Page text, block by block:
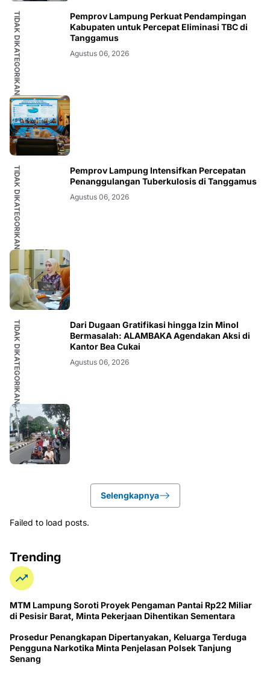
TIDAK DIKATEGORIKAN
Pemprov Lampung Perkuat Pendampingan
Kabupaten untuk Percepat Eliminasi TBC di
Tanggamus
Agustus 06, 2026
TIDAK DIKATEGORIKAN
Pemprov Lampung Intensifkan Percepatan
Penanggulangan Tuberkulosis di Tanggamus
Agustus 06, 2026
TIDAK DIKATEGORIKAN
Dari Dugaan Gratifikasi hingga Izin Minol
Bermasalah: ALAMBAKA Agendakan Aksi di
Kantor Bea Cukai
Agustus 06, 2026
Selengkapnya
Failed to load posts.
Trending
MTM Lampung Soroti Proyek Pengaman Pantai Rp22 Miliar
di Pesisir Barat, Minta Pekerjaan Dihentikan Sementara
Prosedur Penangkapan Dipertanyakan, Keluarga Terduga
Pengguna Narkotika Minta Penjelasan Polsek Tanjung
Senang